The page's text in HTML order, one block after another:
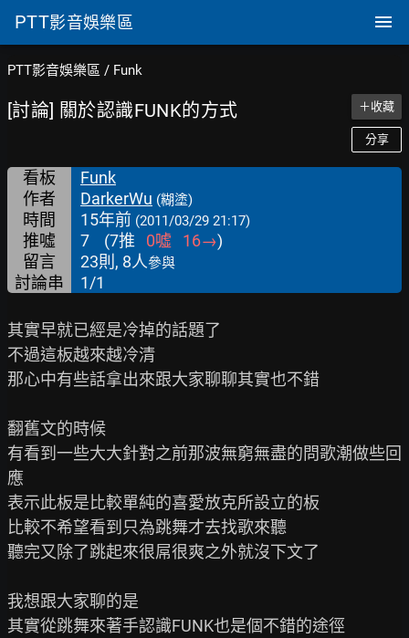
PTT影音娛樂區
PTT影音娛樂區 / Funk
[討論] 關於認識FUNK的方式 ＋收藏
分享
看板
Funk
作者
DarkerWu (糊塗)
時間 15年前 (2011/03/29 21:17)
推噓 7 (7推 0噓 16→)
留言
23則, 8人參與
討論串 1/1
其實早就已經是冷掉的話題了
不過這板越來越冷清
那心中有些話拿出來跟大家聊聊其實也不錯
翻舊文的時候
有看到一些大大針對之前那波無窮無盡的問歌潮做些回
應
表示此板是比較單純的喜愛放克所設立的板
比較不希望看到只為跳舞才去找歌來聽
聽完又除了跳起來很屌很爽之外就沒下文了
我想跟大家聊的是
其實從跳舞來著手認識FUNK也是個不錯的途徑